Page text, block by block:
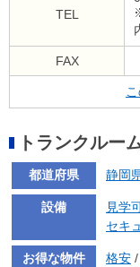
TEL
FAX
トランクルー
都道府県 静岡
設備 見学
セキ
お得な物件 格安 /